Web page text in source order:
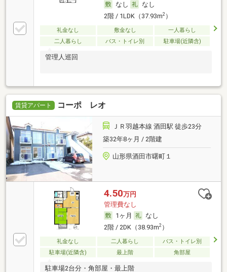
なし
なし
2階 / 1LDK（37.93m2）
礼金なし 敷金なし
一人暮らし
二人暮らし
バス・トイレ別 駐車場(近隣含)
管理人巡回
賃貸アパート コーポ レオ
ＪＲ羽越本線 酒田駅 徒歩23分
築32年8ヶ月 / 2階建
山形県酒田市曙町１
4.50万円
管理費なし
1ヶ月
なし
2階 / 2DK（38.93m2）
礼金なし 二人暮らし
バス・トイレ別
駐車場(近隣含)
最上階 角部屋
駐車場2台分・角部屋・最上階